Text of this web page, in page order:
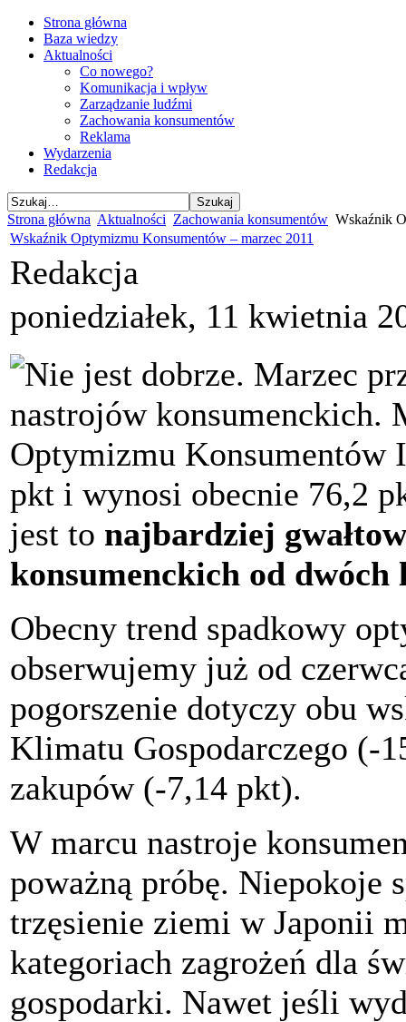
Strona główna
Baza wiedzy
Aktualności
Co nowego?
Komunikacja i wpływ
Zarządzanie ludźmi
Zachowania konsumentów
Reklama
Wydarzenia
Redakcja
Strona główna Aktualności Zachowania konsumentów Wskaźnik
Wskaźnik Optymizmu Konsumentów – marzec 2011
Redakcja
poniedziałek, 11 kwietnia
Nie jest dobrze. Marzec
nastrojów konsumenckich.
Optymizmu Konsumentów
pkt i wynosi obecnie 76,2
jest to najbardziej
konsumenckich od dwóch
Obecny trend spadkowy
obserwujemy już od
pogorszenie dotyczy obu
Klimatu Gospodarczego (-
zakupów (-7,14 pkt).
W marcu nastroje
poważną próbę. Niepokoje
trzęsienie ziemi w Japonii
kategoriach zagrożeń dla
gospodarki. Nawet jeśli